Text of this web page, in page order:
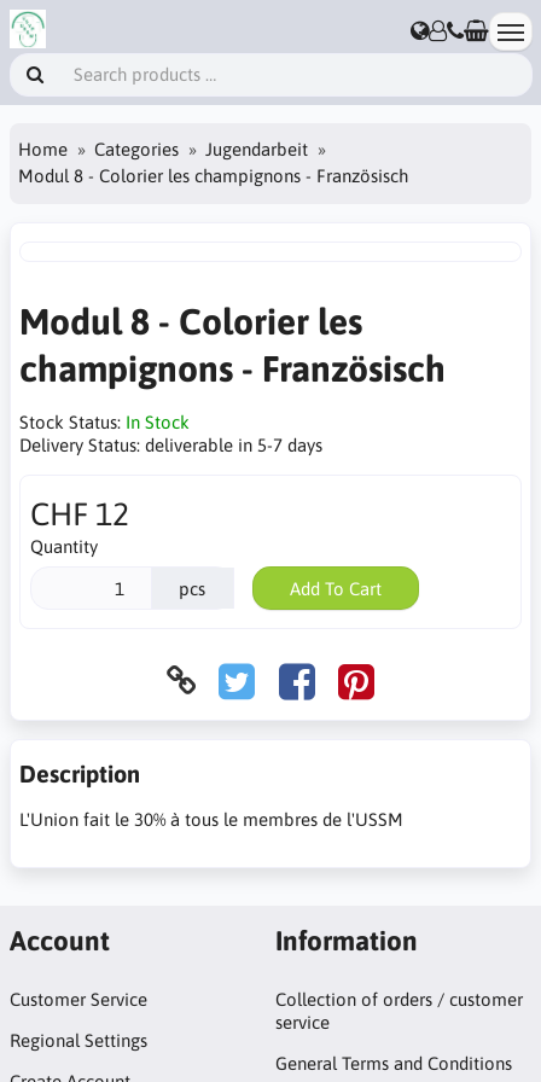
Home Categories
Jugendarbeit
Modul 8 - Colorier les champignons - Französisch
Modul 8 - Colorier les
champignons - Französisch
Stock Status: In Stock
Delivery Status: deliverable in 5-7 days
CHF 12
Quantity
pcs Add To Cart
Description
L'Union fait le 30% à tous le membres de l'USSM
Account
Customer Service
Regional Settings
Information
Collection of orders / customer
service
General Terms and Conditions